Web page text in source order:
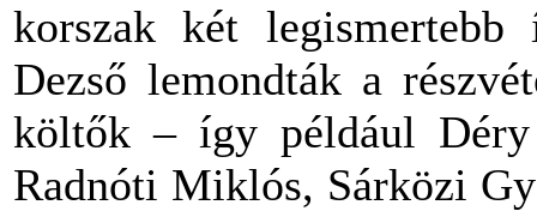
korszak két legismertebb
Dezső lemondták a
költők – így például
Radnóti Miklós, Sárközi